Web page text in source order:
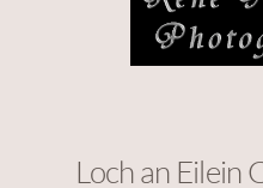
Loch an Eilein